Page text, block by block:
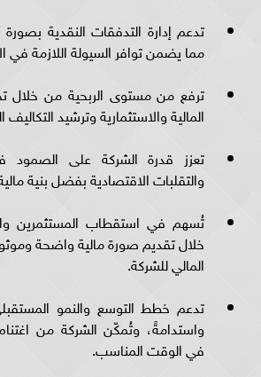
تدعم إدارة التدفقات النقدية بصورة
مما يضمن توافر السيولة اللازمة في
ترفع من مستوى الربحية من خلال
المالية والاستثمارية وترشيد التكاليف
تعزز قدرة الشركة على الصمود
والتقلبات الاقتصادية بفضل بنية
تُسهم في استقطاب المستثمرين
خلال تقديم صورة مالية واضحة
المالي للشركة.
تدعم خطط التوسع والنمو
واستدامةً، وتُمكّن الشركة من
في الوقت المناسب.